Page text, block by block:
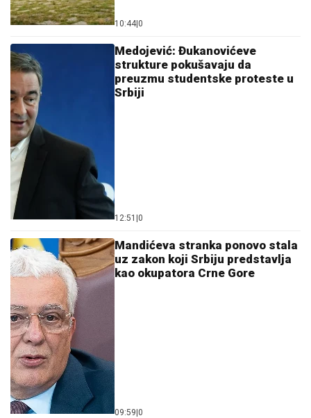
10:44|0
Medojević: Đukanovićeve
strukture pokušavaju da
preuzmu studentske proteste u
Srbiji
12:51 |0
Mandićeva stranka ponovo stala
uz zakon koji Srbiju predstavlja
kao okupatora Crne Gore
09:59|0